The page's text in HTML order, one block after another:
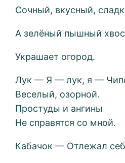
Сочный, вкусный,
А зелёный пышный
Украшает огород.
Лук — Я — лук, я —
Веселый, озорной.
Простуды и ангины
Не справятся со мной.
Кабачок — Отлежал